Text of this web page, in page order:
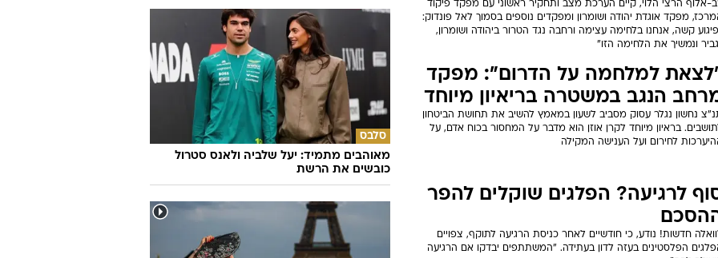
מפקד אוגדת יהודה ושומרון ומפקדים נוספים בסמוך לאל פונדוק:
קשה, אנחנו בלחימה עצימה ורחבה נגד הטרור ביהודה ושומרון,
ונמשיך את הלחימה הזו"
למלחמה על הדרום": מפקד
הנגב במשטרה בריאיון מיוחד
נחשון נגלר עסוק מסביב לשעון במאמץ להשיב את תחושת הביטחון
בראיון מיוחד לקרן אוזן הוא מדבר על המחסור בכוח אדם, על
לחירום ועל הענישה המקילה
לרגיעה? הפלגים שוקלים להפר
חדשות! נודע, כי חודשיים לאחר כניסת הרגיעה לתוקף, צפויים
הפלסטינים בעזה לדון בעתידה. "המשתתפים יבדקו אם הרגיעה
להם"
סלבס
מאוהבים מתמיד: יעל שלביה ולאנס סטרול
כובשים את הרשת